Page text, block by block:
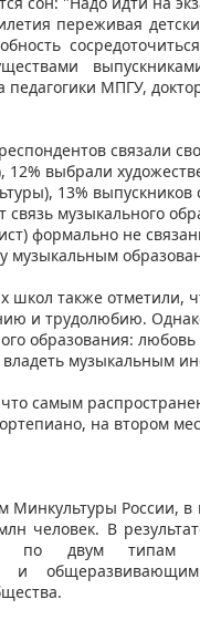
переживая
МПГУ,
связали
выбрали
13%
связь музыкального
формально не
музыкальным
школ также отметили,
и трудолюбию.
образования:
музыкальным
самым
на втором
России, в
человек. В
двум типам
и